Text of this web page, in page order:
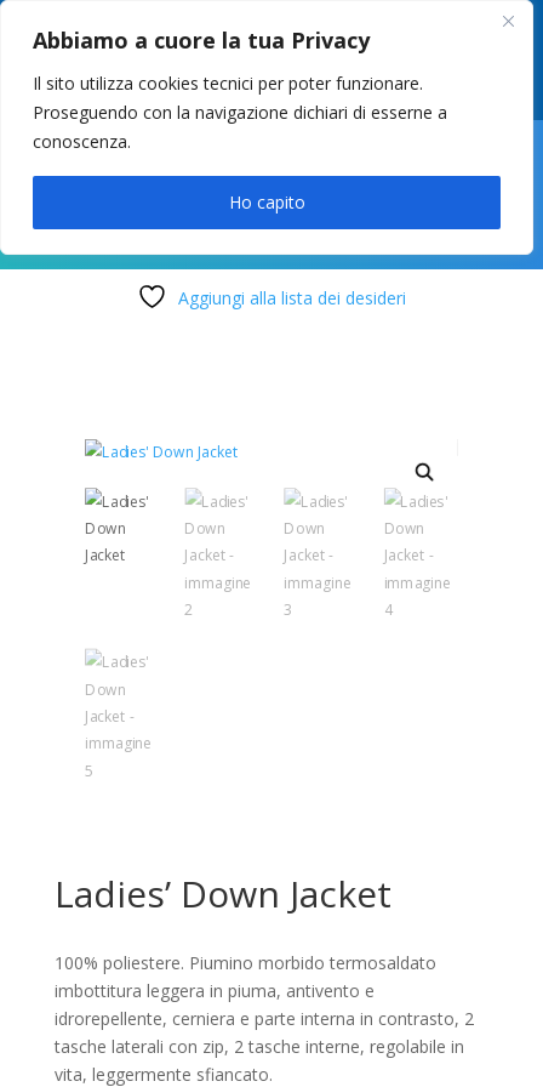
Abbiamo a cuore la tua Privacy
Il sito utilizza cookies tecnici per poter funzionare.
Proseguendo con la navigazione dichiari di esserne a
conoscenza.
Ho capito
049 8627946 –info@cstosetto.it
LUN-VEN 9-12 / 14:30-17
Aggiungi alla lista dei desideri
Ladies’ Down Jacket
100% poliestere. Piumino morbido termosaldato
imbottitura leggera in piuma, antivento e
idrorepellente, cerniera e parte interna in contrasto, 2
tasche laterali con zip, 2 tasche interne, regolabile in
vita, leggermente sfiancato.